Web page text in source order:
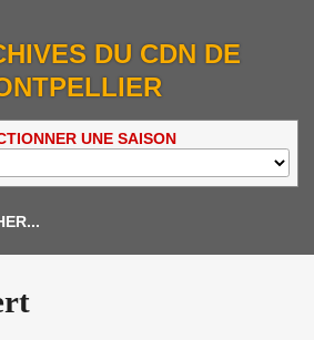
DU CDN DE
UNE SAISON